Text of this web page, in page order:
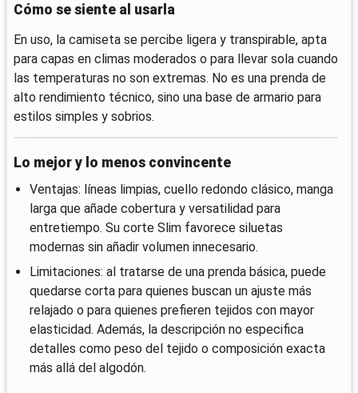
Cómo se siente al usarla
En uso, la camiseta se percibe ligera y transpirable, apta
para capas en climas moderados o para llevar sola cuando
las temperaturas no son extremas. No es una prenda de
alto rendimiento técnico, sino una base de armario para
estilos simples y sobrios.
Lo mejor y lo menos convincente
Ventajas: líneas limpias, cuello redondo clásico, manga
larga que añade cobertura y versatilidad para
entretiempo. Su corte Slim favorece siluetas
modernas sin añadir volumen innecesario.
Limitaciones: al tratarse de una prenda básica, puede
quedarse corta para quienes buscan un ajuste más
relajado o para quienes prefieren tejidos con mayor
elasticidad. Además, la descripción no especifica
detalles como peso del tejido o composición exacta
más allá del algodón.